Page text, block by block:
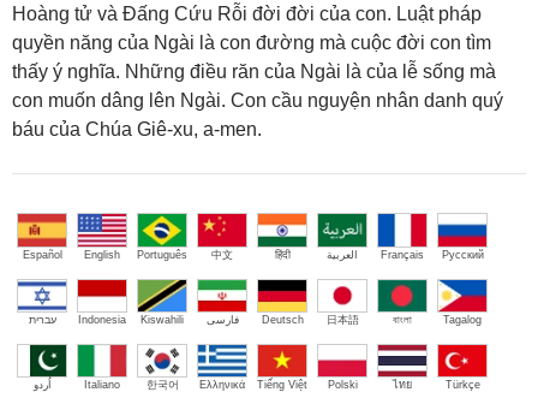
Hoàng tử và Đấng Cứu Rỗi đời đời của con. Luật pháp
quyền năng của Ngài là con đường mà cuộc đời con tìm
thấy ý nghĩa. Những điều răn của Ngài là của lễ sống mà
con muốn dâng lên Ngài. Con cầu nguyện nhân danh quý
báu của Chúa Giê-xu, a-men.
Español English Português 中文 हिंदी العربية Français Русский
עברית Indonesia Kiswahili فارسی Deutsch 日本語 বাংলা Tagalog
اُردو Italiano 한국어 Ελληνικά Tiếng Việt Polski ไทย Türkçe